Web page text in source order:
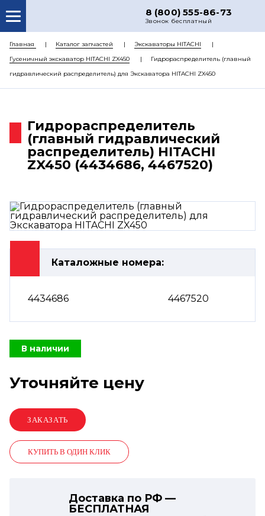
8 (800) 555-86-73
Звонок бесплатный
О НАС
КАТАЛОГ ЗАПЧАСТЕЙ
РЕМОНТ
ЦЕНЫ
КОНТАКТЫ
Главная Каталог запчастей
Экскаваторы HITACHI
Гусеничный экскаватор HITACHI ZX450
Гидрораспределитель (главный
гидравлический распределитель) для Экскаватора HITACHI ZX450
Гидрораспределитель
(главный гидравлический
распределитель) HITACHI
ZX450 (4434686, 4467520)
Каталожные номера:
4434686 4467520
В наличии
Уточняйте цену
КУПИТЬ В ОДИН КЛИК
Доставка по РФ —
БЕСПЛАТНАЯ